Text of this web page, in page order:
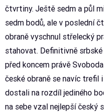
čtvrtiny. Ještě sedm a půl
sedm bodů, ale v poslední
obraně vyschnul střelecký
stahovat. Definitivně
před koncem právě
české obraně se navíc trefil
dostali na rozdíl jediného
na sebe vzal nejlepší český